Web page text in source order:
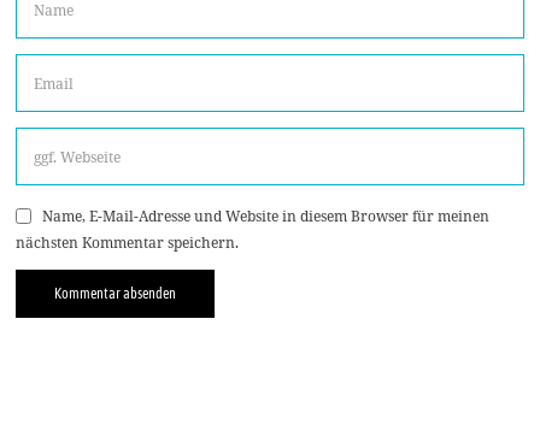
Name, E-Mail-Adresse und Website in diesem Browser für meinen
nächsten Kommentar speichern.